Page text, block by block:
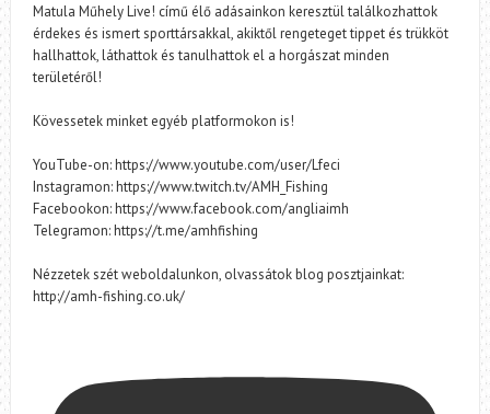
Matula Műhely Live! című élő adásainkon keresztül találkozhattok
érdekes és ismert sporttársakkal, akiktől rengeteget tippet és trükköt
hallhattok, láthattok és tanulhattok el a horgászat minden
területéről!
Kövessetek minket egyéb platformokon is!
YouTube-on: https://www.youtube.com/user/Lfeci
Instagramon: https://www.twitch.tv/AMH_Fishing
Facebookon: https://www.facebook.com/angliaimh
Telegramon: https://t.me/amhfishing
Nézzetek szét weboldalunkon, olvassátok blog posztjainkat:
http://amh-fishing.co.uk/